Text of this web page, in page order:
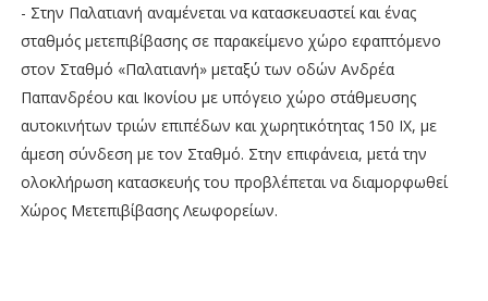
- Στην Παλατιανή αναμένεται να κατασκευαστεί και ένας
σταθμός μετεπιβίβασης σε παρακείμενο χώρο εφαπτόμενο
στον Σταθμό «Παλατιανή» μεταξύ των οδών Ανδρέα
Παπανδρέου και Ικονίου με υπόγειο χώρο στάθμευσης
αυτοκινήτων τριών επιπέδων και χωρητικότητας 150 ΙΧ, με
άμεση σύνδεση με τον Σταθμό. Στην επιφάνεια, μετά την
ολοκλήρωση κατασκευής του προβλέπεται να διαμορφωθεί
Χώρος Μετεπιβίβασης Λεωφορείων.